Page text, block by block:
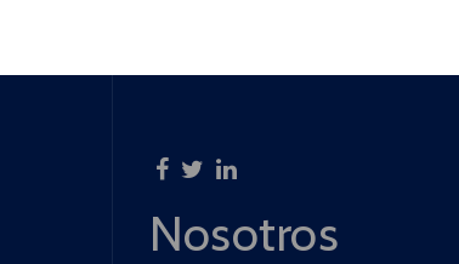
Nosotros